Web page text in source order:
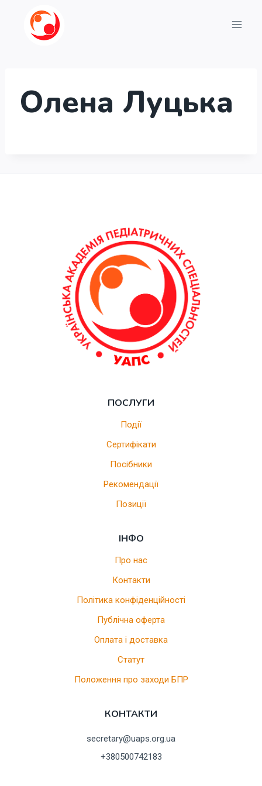
Перейти
Олена Луцька
ПОСЛУГИ
Події
Сертифікати
Посібники
Рекомендації
Позиції
ІНФО
Про нас
Контакти
Політика конфіденційності
Публічна оферта
Оплата і доставка
Статут
Положення про заходи БПР
КОНТАКТИ
secretary@uaps.org.ua
+380500742183